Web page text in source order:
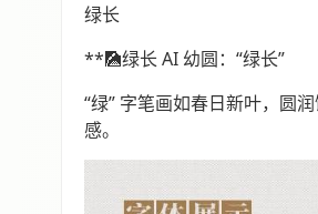
绿长
**🎑绿长 AI 幼圆：“绿长”
“绿” 字笔画如春日新叶，圆
感。